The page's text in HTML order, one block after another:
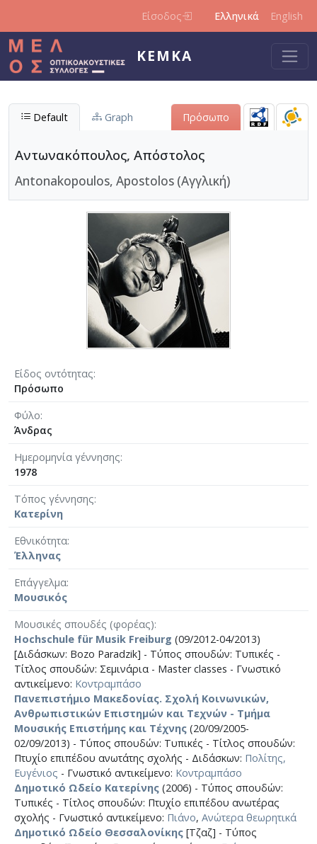
Είσοδος Ελληνικά English
ΚΕΜΚΑ
Default Graph Πρόσωπο
Αντωνακόπουλος, Απόστολος
Antonakopoulos, Apostolos (Αγγλική)
Είδος οντότητας
Πρόσωπο
Φύλο
Άνδρας
Ημερομηνία γέννησης
1978
Τόπος γέννησης
Κατερίνη
Εθνικότητα
Έλληνας
Επάγγελμα
Μουσικός
Μουσικές σπουδές (φορέας)
Hochschule für Musik Freiburg (09/2012-04/2013)
[Διδάσκων: Bozo Paradzik] - Τύπος σπουδών: Τυπικές -
Τίτλος σπουδών: Σεμινάρια - Master classes - Γνωστικό
αντικείμενο: Κοντραμπάσο
Πανεπιστήμιο Μακεδονίας. Σχολή Κοινωνικών,
Ανθρωπιστικών Επιστημών και Τεχνών - Τμήμα
Μουσικής Επιστήμης και Τέχνης (20/09/2005-
02/09/2013) - Τύπος σπουδών: Τυπικές - Τίτλος σπουδών:
Πτυχίο επιπέδου ανωτάτης σχολής - Διδάσκων: Πολίτης,
Ευγένιος - Γνωστικό αντικείμενο: Κοντραμπάσο
Δημοτικό Ωδείο Κατερίνης (2006) - Τύπος σπουδών:
Τυπικές - Τίτλος σπουδών: Πτυχίο επιπέδου ανωτέρας
σχολής - Γνωστικό αντικείμενο: Πιάνο, Ανώτερα θεωρητικά
Δημοτικό Ωδείο Θεσσαλονίκης [Τζαζ] - Τύπος